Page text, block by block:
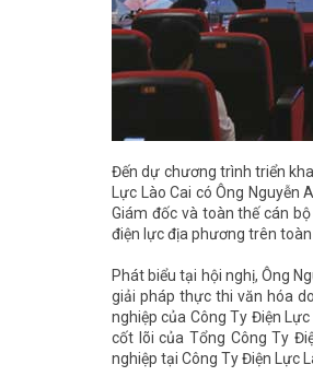
Đến dự chương trình triển
Lực Lào Cai có Ông
Giám đốc và toàn thế cán
điện lực địa phương trên toàn
Phát biểu tại hội nghị, Ông
giải pháp thực thi văn hóa
nghiệp của Công Ty Điện
cốt lõi của Tổng Công Ty
nghiệp tại Công Ty Điện Lực